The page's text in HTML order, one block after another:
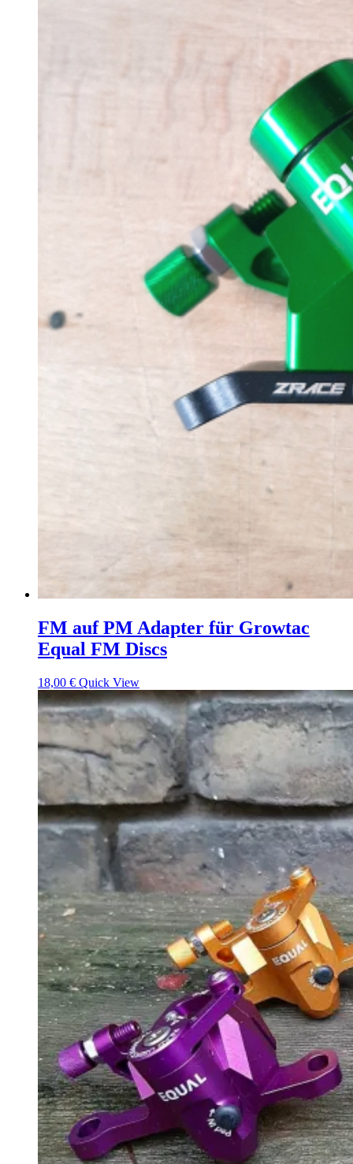
FM auf PM Adapter für Growtac
Equal FM Discs
18,00 € Quick View